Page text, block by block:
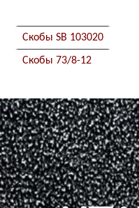
Скобы SB 103020
Скобы 73/8-12